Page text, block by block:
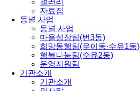
갤러리
자료집
동별 사업
동별 사업
마을성장팀(번3동)
희망동행팀(우이동·수유1동)
행복나눔팀(수유2동)
운영지원팀
기관소개
기관소개